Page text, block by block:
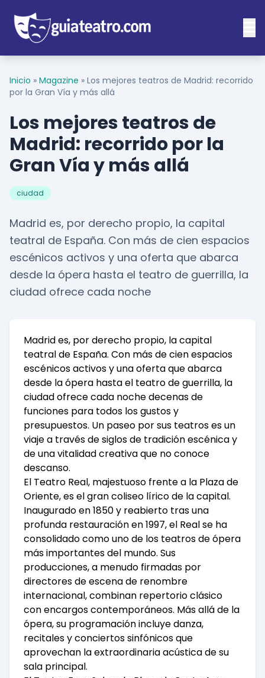
Inicio » Magazine » Los mejores teatros de Madrid: recorrido
por la Gran Vía y más allá
Los mejores teatros de
Madrid: recorrido por la
Gran Vía y más allá
ciudad
Madrid es, por derecho propio, la capital
teatral de España. Con más de cien espacios
escénicos activos y una oferta que abarca
desde la ópera hasta el teatro de guerrilla, la
ciudad ofrece cada noche
Madrid es, por derecho propio, la capital
teatral de España. Con más de cien espacios
escénicos activos y una oferta que abarca
desde la ópera hasta el teatro de guerrilla, la
ciudad ofrece cada noche decenas de
funciones para todos los gustos y
presupuestos. Un paseo por sus teatros es un
viaje a través de siglos de tradición escénica y
de una vitalidad creativa que no conoce
descanso.
El Teatro Real, majestuoso frente a la Plaza de
Oriente, es el gran coliseo lírico de la capital.
Inaugurado en 1850 y reabierto tras una
profunda restauración en 1997, el Real se ha
consolidado como uno de los teatros de ópera
más importantes del mundo. Sus
producciones, a menudo firmadas por
directores de escena de renombre
internacional, combinan repertorio clásico
con encargos contemporáneos. Más allá de la
ópera, su programación incluye danza,
recitales y conciertos sinfónicos que
aprovechan la extraordinaria acústica de su
sala principal.